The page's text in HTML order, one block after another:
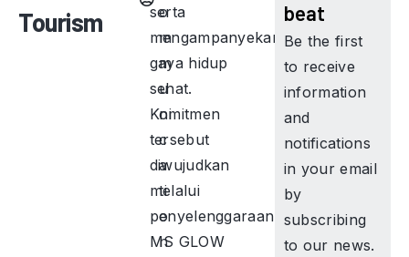
Tourism
o
m
m
u
ni
c
a
ti
o
n
serta
mengampanyekan
gaya hidup
sehat.
Komitmen
tersebut
diwujudkan
melalui
penyelenggaraan
MS GLOW
beat
Be the first
to receive
information
and
notifications
in your email
by
subscribing
to our news.